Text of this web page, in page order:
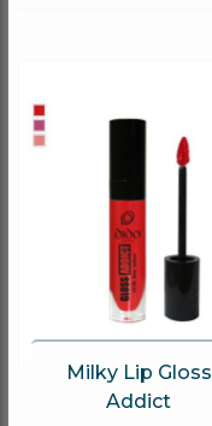
Milky Lip Gloss
Addict